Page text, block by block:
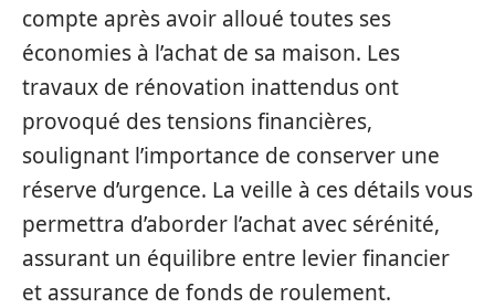
compte après avoir alloué toutes ses
économies à l’achat de sa maison. Les
travaux de rénovation inattendus ont
provoqué des tensions financières,
soulignant l’importance de conserver une
réserve d’urgence. La veille à ces détails vous
permettra d’aborder l’achat avec sérénité,
assurant un équilibre entre levier financier
et assurance de fonds de roulement.